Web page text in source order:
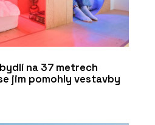
na 37 metrech
jim pomohly vestavby